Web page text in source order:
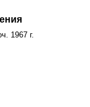
1967 г.